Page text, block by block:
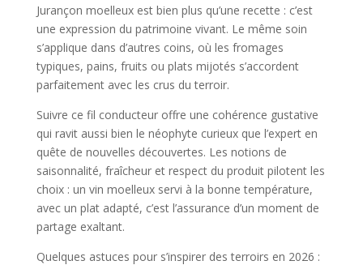
Jurançon moelleux est bien plus qu’une recette : c’est
une expression du patrimoine vivant. Le même soin
s’applique dans d’autres coins, où les fromages
typiques, pains, fruits ou plats mijotés s’accordent
parfaitement avec les crus du terroir.
Suivre ce fil conducteur offre une cohérence gustative
qui ravit aussi bien le néophyte curieux que l’expert en
quête de nouvelles découvertes. Les notions de
saisonnalité, fraîcheur et respect du produit pilotent les
choix : un vin moelleux servi à la bonne température,
avec un plat adapté, c’est l’assurance d’un moment de
partage exaltant.
Quelques astuces pour s’inspirer des terroirs en 2026 :